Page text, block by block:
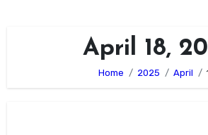
April 18,
Home 2025 April